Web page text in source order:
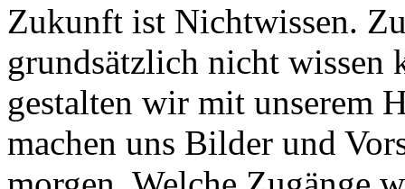
Zukunft ist Nichtwissen.
grundsätzlich nicht wissen
gestalten wir mit unserem
machen uns Bilder und